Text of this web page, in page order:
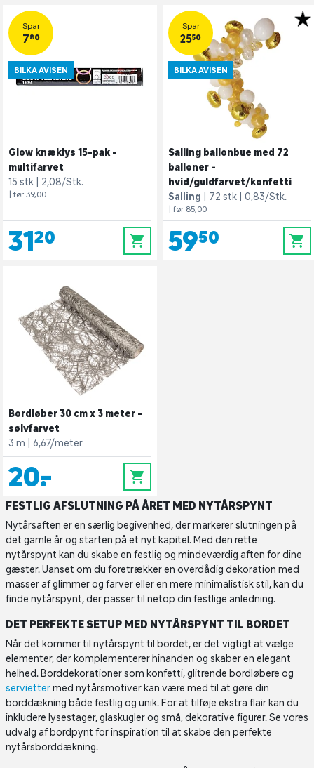
Spar
7,80
BILKA AVISEN
Glow knæklys 15-pak -
multifarvet
15 stk
2,08/Stk.
| før 39,00
31,20 0
Spar
25,50
BILKA AVISEN
Salling ballonbue med 72
balloner -
hvid/guldfarvet/konfetti
Salling
72 stk 0,83/Stk.
| før 85,00
59,50 0
Bordløber 30 cm x 3 meter -
sølvfarvet
3 m
6,67/meter
20,- 0
FESTLIG AFSLUTNING PÅ ÅRET MED NYTÅRSPYNT
Nytårsaften er en særlig begivenhed, der markerer slutningen på
det gamle år og starten på et nyt kapitel. Med den rette
nytårspynt kan du skabe en festlig og mindeværdig aften for dine
gæster. Uanset om du foretrækker en overdådig dekoration med
masser af glimmer og farver eller en mere minimalistisk stil, kan du
finde nytårspynt, der passer til netop din festlige anledning.
DET PERFEKTE SETUP MED NYTÅRSPYNT TIL BORDET
Når det kommer til nytårspynt til bordet, er det vigtigt at vælge
elementer, der komplementerer hinanden og skaber en elegant
helhed. Borddekorationer som konfetti, glitrende bordløbere og
serviettermed nytårsmotiver kan være med til at gøre din
borddækning både festlig og unik. For at tilføje ekstra flair kan du
inkludere lysestager, glaskugler og små, dekorative figurer. Se vores
udvalg af bordpynt for inspiration til at skabe den perfekte
nytårsborddækning.